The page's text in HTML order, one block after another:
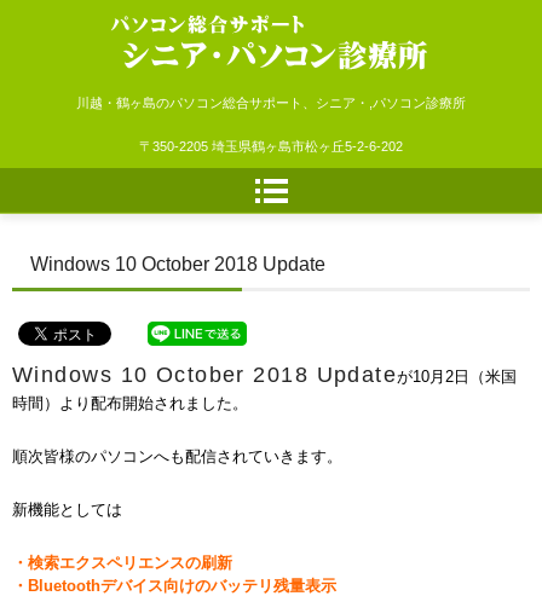
シニア・パソコン診療所
川越・鶴ヶ島のパソコン総合サポート、シニア・,パソコン診療所
〒350-2205 埼玉県鶴ヶ島市松ヶ丘5-2-6-202
Windows 10 October 2018 Update
Windows 10 October 2018 Updateが10月2日（米国
時間）より配布開始されました。
順次皆様のパソコンへも配信されていきます。
新機能としては
・検索エクスペリエンスの刷新
・Bluetoothデバイス向けのバッテリ残量表示